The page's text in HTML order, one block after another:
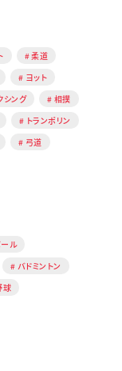
柔道
ヨット
シング
相撲
トランポリン
弓道
ル
バドミントン
球